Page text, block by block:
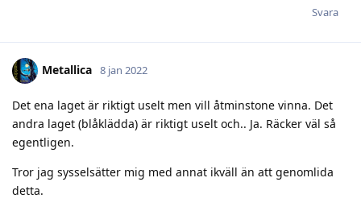
Svara
Metallica 8 jan 2022
Det ena laget är riktigt uselt men vill åtminstone vinna. Det
andra laget (blåklädda) är riktigt uselt och.. Ja. Räcker väl så
egentligen.
Tror jag sysselsätter mig med annat ikväll än att genomlida
detta.